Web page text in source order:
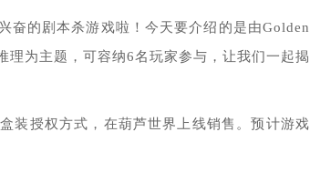
奋的剧本杀游戏啦！今天要介绍的是由Golden
理为主题，可容纳6名玩家参与，让我们一起揭
装授权方式，在葫芦世界上线销售。预计游戏